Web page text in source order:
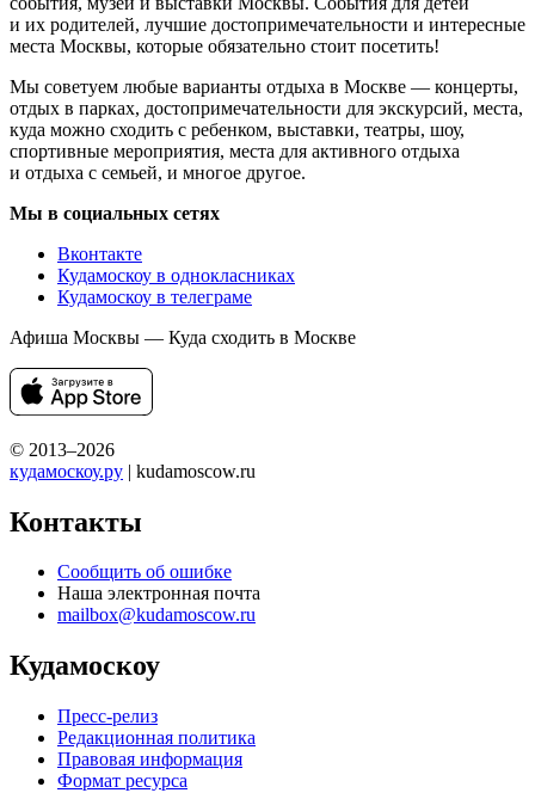
и их родителей, лучшие достопримечательности и интересные
места Москвы, которые обязательно стоит посетить!
Мы советуем любые варианты отдыха в Москве — концерты,
отдых в парках, достопримечательности для экскурсий, места,
куда можно сходить с ребенком, выставки, театры, шоу,
спортивные мероприятия, места для активного отдыха
и отдыха с семьей, и многое другое.
Мы в социальных сетях
Вконтакте
Кудамоскоу в однокласниках
Кудамоскоу в телеграме
Афиша Москвы — Куда сходить в Москве
© 2013–2026
кудамоскоу.ру | kudamoscow.ru
Контакты
Сообщить об ошибке
Наша электронная почта
mailbox@kudamoscow.ru
Кудамоскоу
Пресс-релиз
Редакционная политика
Правовая информация
Формат ресурса